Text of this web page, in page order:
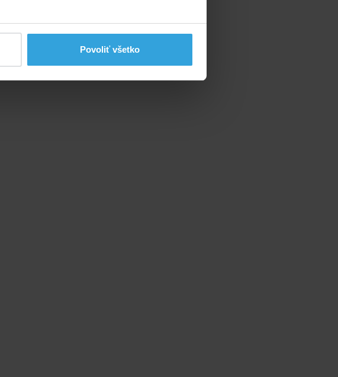
Povoliť všetko